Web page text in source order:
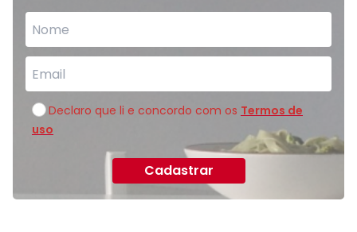
Declaro que li e concordo com os Termos de
uso
Cadastrar